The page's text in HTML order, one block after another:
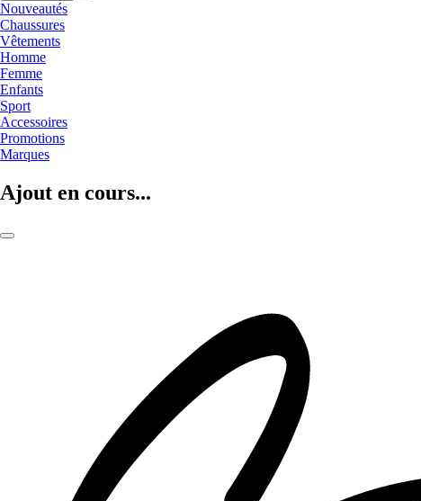
Nouveautés
Chaussures
Vêtements
Homme
Femme
Enfants
Sport
Accessoires
Promotions
Marques
Ajout en cours...